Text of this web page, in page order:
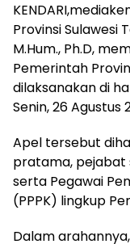
Provinsi Sulawesi
M.Hum., Ph.D,
Pemerintah
dilaksanakan di
Senin, 26 Agustus
Apel tersebut
pratama, pejabat
serta Pegawai
(PPPK) lingkup
Dalam